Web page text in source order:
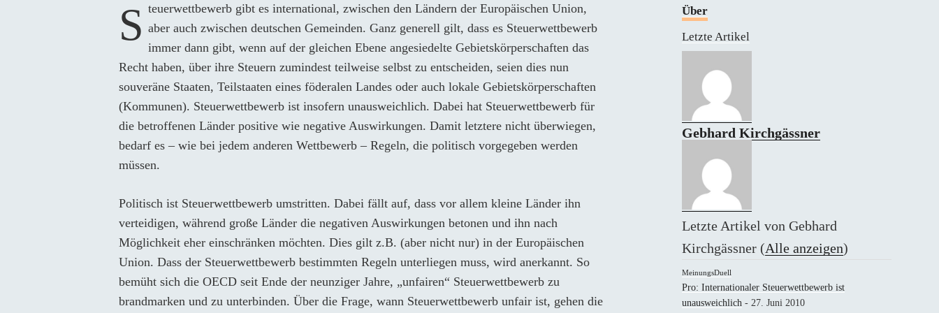
Steuerwettbewerb gibt es international, zwischen den Ländern der Europäischen Union, aber auch zwischen deutschen Gemeinden. Ganz generell gilt, dass es Steuerwettbewerb
immer dann gibt, wenn auf der gleichen Ebene angesiedelte Gebietskörperschaften das
Recht haben, über ihre Steuern zumindest teilweise selbst zu entscheiden, seien dies nun
souveräne Staaten, Teilstaaten eines föderalen Landes oder auch lokale Gebietskörperschaften
(Kommunen). Steuerwettbewerb ist insofern unausweichlich. Dabei hat Steuerwettbewerb für
die betroffenen Länder positive wie negative Auswirkungen. Damit letztere nicht überwiegen,
bedarf es – wie bei jedem anderen Wettbewerb – Regeln, die politisch vorgegeben werden
müssen.
Politisch ist Steuerwettbewerb umstritten. Dabei fällt auf, dass vor allem kleine Länder ihn
verteidigen, während große Länder die negativen Auswirkungen betonen und ihn nach
Möglichkeit eher einschränken möchten. Dies gilt z.B. (aber nicht nur) in der Europäischen
Union. Dass der Steuerwettbewerb bestimmten Regeln unterliegen muss, wird anerkannt. So
bemüht sich die OECD seit Ende der neunziger Jahre, „unfairen“ Steuerwettbewerb zu
brandmarken und zu unterbinden. Über die Frage, wann Steuerwettbewerb unfair ist, gehen die
Über
Letzte Artikel
Gebhard Kirchgässner
Letzte Artikel von Gebhard
Kirchgässner (Alle anzeigen)
MeinungsDuell
Pro: Internationaler Steuerwettbewerb ist
unausweichlich - 27. Juni 2010